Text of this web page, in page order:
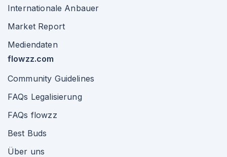
Internationale Anbauer
Market Report
Mediendaten
flowzz.com
Community Guidelines
FAQs Legalisierung
FAQs flowzz
Best Buds
Über uns